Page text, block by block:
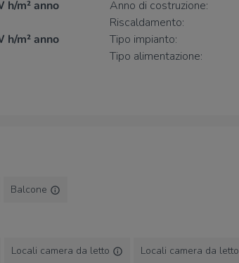
contenuti,
Mellino Mellini - Richiedei
Supermercati
Panificio Muratori
h/m² anno
h/m² anno
Anno di costruzione:
Riscaldamento:
Tipo impianto:
Tipo alimentazione:
Balcone
Locali camera da letto Locali camera da letto